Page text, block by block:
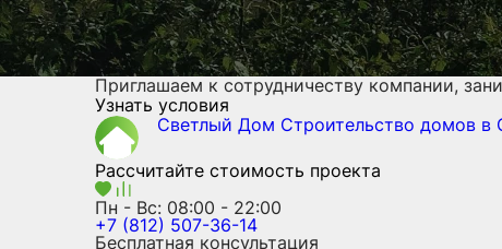
Приглашаем к сотрудничеству компании,
Узнать условия
Светлый Дом Строительство домов в
Рассчитайте стоимость проекта
Пн - Вс: 08:00 - 22:00
+7 (812) 507-36-14
Бесплатная консультация